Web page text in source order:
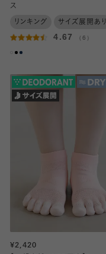
ス
リンキング サイズ展開あり
4.67 （6）
¥2,420